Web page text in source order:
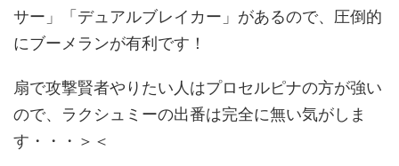
サー」「デュアルブレイカー」があるので、圧倒的
にブーメランが有利です！
扇で攻撃賢者やりたい人はプロセルピナの方が強い
ので、ラクシュミーの出番は完全に無い気がしま
す・・・＞＜